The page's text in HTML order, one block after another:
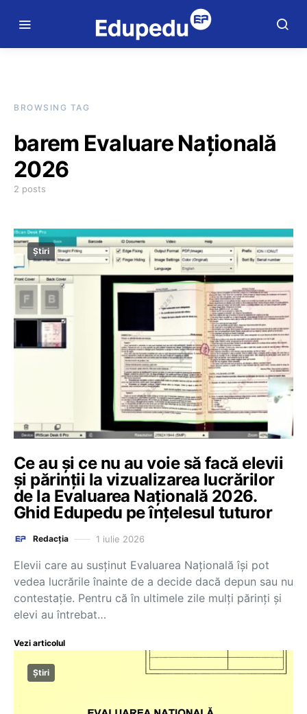
BROWSING TAG
barem Evaluare Națională
2026
2 posts
Știri
Ce au și ce nu au voie să facă elevii
și părinții la vizualizarea lucrărilor
de la Evaluarea Națională 2026.
Ghid Edupedu pe înțelesul tuturor
Redacția 1 iulie 2026
Elevii care au susținut Evaluarea Națională își pot
vedea lucrările înainte de a decide dacă depun sau nu
contestație. Pentru că în ultimele zile mulți părinți și
elevi au întrebat…
Vezi articolul
Știri